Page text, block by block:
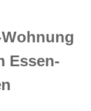
Essen-